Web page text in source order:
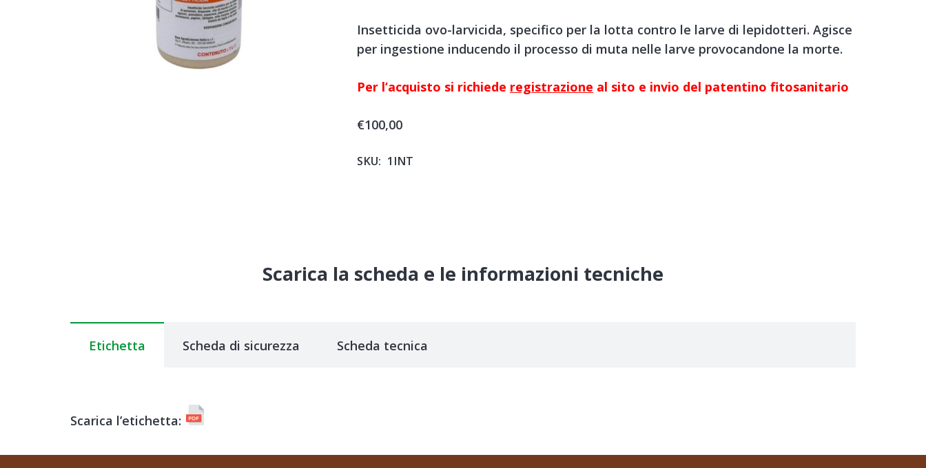
Insetticida ovo-larvicida, specifico per la lotta contro le larve di lepidotteri. Agisce
per ingestione inducendo il processo di muta nelle larve provocandone la morte.
Per l’acquisto si richiede registrazione al sito e invio del patentino fitosanitario
€100,00
SKU: 1INT
Scarica la scheda e le informazioni tecniche
Etichetta Scheda di sicurezza Scheda tecnica
Scarica l’etichetta: